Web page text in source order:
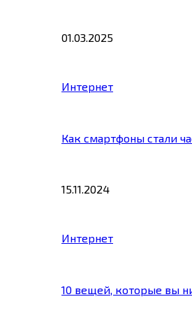
01.03.2025
Интернет
Как смартфоны стали
15.11.2024
Интернет
10 вещей, которые вы